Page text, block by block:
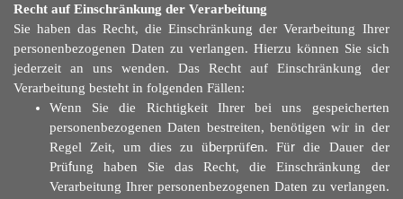
Recht auf Einschränkung der Verarbeitung
Sie haben das Recht, die Einschränkung der Verarbeitung Ihrer
personenbezogenen Daten zu verlangen. Hierzu können Sie sich
jederzeit an uns wenden. Das Recht auf Einschränkung der
Verarbeitung besteht in folgenden Fällen:
Wenn Sie die Richtigkeit Ihrer bei uns gespeicherten
personenbezogenen Daten bestreiten, benötigen wir in der
Regel Zeit, um dies zu überprüfen. Für die Dauer der
Prüfung haben Sie das Recht, die Einschränkung der
Verarbeitung Ihrer personenbezogenen Daten zu verlangen.